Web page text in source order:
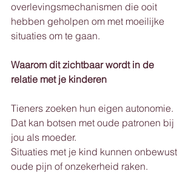
overlevingsmechanismen die ooit
hebben geholpen om met moeilijke
situaties om te gaan.
Waarom dit zichtbaar wordt in de
relatie met je kinderen
Tieners zoeken hun eigen autonomie.
Dat kan botsen met oude patronen bij
jou als moeder.
Situaties met je kind kunnen onbewust
oude pijn of onzekerheid raken.